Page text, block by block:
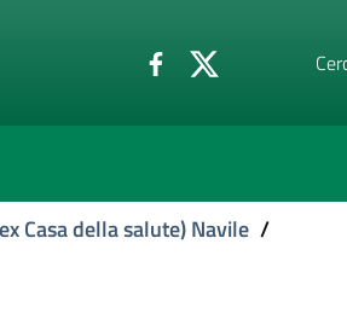
Casa della salute) Navile /